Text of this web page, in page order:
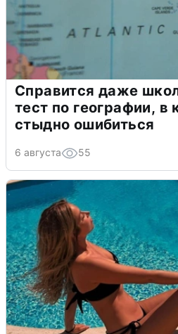
Справится даже
тест по географии, в
стыдно ошибиться
6 августа 55